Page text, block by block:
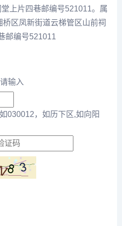
上片四巷邮编号521011。属
区凤新街道云梯管区山前祠
邮编号521011
请输入
030012，如历下区,如向阳